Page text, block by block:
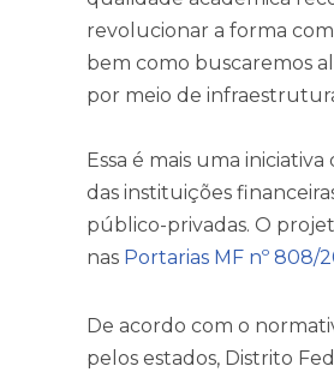
revolucionar a forma
bem como buscaremos
por meio de
Essa é mais uma
das instituições
público-privadas. O
nas Portarias MF nº 808/
De acordo com o
pelos estados, Distrito